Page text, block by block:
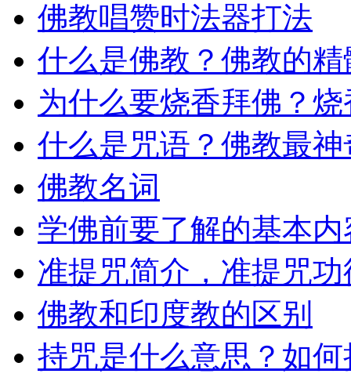
佛教唱赞时法器打法
什么是佛教？佛教的
为什么要烧香拜佛？
什么是咒语？佛教最
佛教名词
学佛前要了解的基本内
准提咒简介，准提咒
佛教和印度教的区别
持咒是什么意思？如